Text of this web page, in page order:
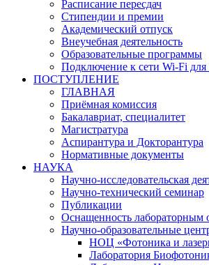
Расписание пересдач
Стипендии и премии
Академический отпуск
Внеучебная деятельность
Образовательные программы
Подключение к сети Wi-Fi для
ПОСТУПЛЕНИЕ
ГЛАВНАЯ
Приёмная комиссия
Бакалавриат, специалитет
Магистратура
Аспирантура и Докторантура
Нормативные документы
НАУКА
Научно-исследовательская
Научно-технический семинар
Публикации
Оснащенность лабораторным
Научно-образовательные
НОЦ «Фотоника и
Лаборатория